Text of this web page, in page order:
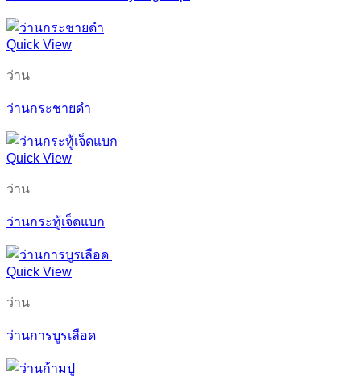
Quick View
ว่าน
ว่านกระชายดำ
Quick View
ว่าน
ว่านกระทู้เจ็ดแบก
Quick View
ว่าน
ว่านการบูรเลือด